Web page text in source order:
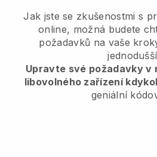
Jak jste se zkušenostmi s
online, možná budete
požadavků na vaše
Upravte své požadavky v
libovolného zařízení
geniální